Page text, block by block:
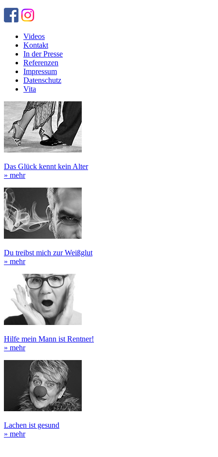
Videos
Kontakt
In der Presse
Referenzen
Impressum
Datenschutz
Vita
Das Glück kennt kein Alter
» mehr
Du treibst mich zur Weißglut
» mehr
Hilfe mein Mann ist Rentner!
» mehr
Lachen ist gesund
» mehr